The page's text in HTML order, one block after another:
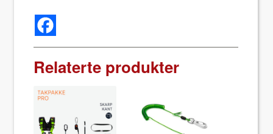
Relaterte produkter